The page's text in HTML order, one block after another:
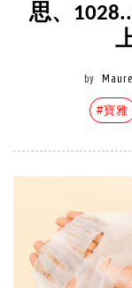
思、
by
#寶雅